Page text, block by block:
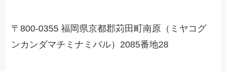
〒800-0355 福岡県京都郡苅田町南原（ミヤコグ
ンカンダマチミナミバル）2085番地28